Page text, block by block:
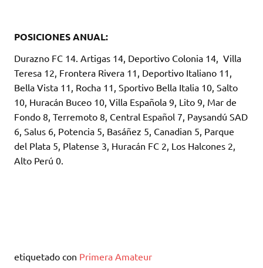
POSICIONES ANUAL:
Durazno FC 14. Artigas 14, Deportivo Colonia 14, Villa
Teresa 12, Frontera Rivera 11, Deportivo Italiano 11,
Bella Vista 11, Rocha 11, Sportivo Bella Italia 10, Salto
10, Huracán Buceo 10, Villa Española 9, Lito 9, Mar de
Fondo 8, Terremoto 8, Central Español 7, Paysandú SAD
6, Salus 6, Potencia 5, Basáñez 5, Canadian 5, Parque
del Plata 5, Platense 3, Huracán FC 2, Los Halcones 2,
Alto Perú 0.
etiquetado con Primera Amateur